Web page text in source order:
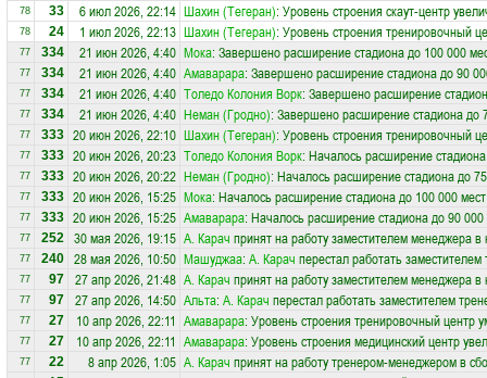
78 33 6 июл 2026, 22:14 Шахин (Тегеран): Уровень строения скаут-центр
78 24 1 июл 2026, 22:13 Шахин (Тегеран): Уровень строения тренировочный
77 334 21 июн 2026, 4:40 Мока: Завершено расширение стадиона до 100 000
77 334 21 июн 2026, 4:40 Амаварара: Завершено расширение стадиона до 90
77 334 21 июн 2026, 4:40 Толедо Колония Ворк: Завершено расширение
77 334 21 июн 2026, 4:40 Неман (Гродно): Завершено расширение стадиона до
77 333 20 июн 2026, 22:10 Шахин (Тегеран): Уровень строения тренировочный
77 333 20 июн 2026, 20:23 Толедо Колония Ворк: Началось расширение
77 333 20 июн 2026, 20:22 Неман (Гродно): Началось расширение стадиона до
77 333 20 июн 2026, 15:25 Мока: Началось расширение стадиона до 100 000 мест
77 333 20 июн 2026, 15:25 Амаварара: Началось расширение стадиона до 90 000
77 252 30 мая 2026, 19:15 А. Карач принят на работу заместителем менеджера
77 240 28 мая 2026, 10:50 Машуджаа: А. Карач перестал работать
77 97 27 апр 2026, 21:48 А. Карач принят на работу заместителем менеджера
77 97 27 апр 2026, 14:50 Альта: А. Карач перестал работать заместителем
77 27 10 апр 2026, 22:11 Амаварара: Уровень строения тренировочный центр
77 27 10 апр 2026, 22:11 Амаварара: Уровень строения медицинский центр
77 22 8 апр 2026, 1:05 А. Карач принят на работу тренером-менеджером в